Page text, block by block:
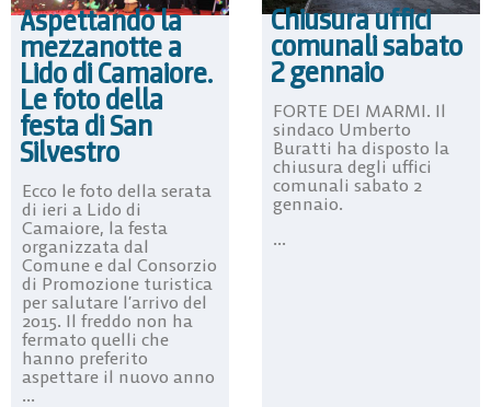
Aspettando la
mezzanotte a
Lido di Camaiore.
Le foto della
festa di San
Silvestro
Ecco le foto della serata
di ieri a Lido di
Camaiore, la festa
organizzata dal
Comune e dal Consorzio
di Promozione turistica
per salutare l’arrivo del
2015. Il freddo non ha
fermato quelli che
hanno preferito
aspettare il nuovo anno
...
Chiusura uffici
comunali sabato
2 gennaio
FORTE DEI MARMI. Il
sindaco Umberto
Buratti ha disposto la
chiusura degli uffici
comunali sabato 2
gennaio.
...